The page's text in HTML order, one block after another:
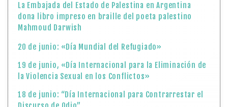
La Embajada del Estado de Palestina en Argentina
dona libro impreso en braille del poeta palestino
Mahmoud Darwish
20 de junio: «Día Mundial del Refugiado»
19 de junio, «Día Internacional para la Eliminación de
la Violencia Sexual en los Conflictos»
18 de junio: “Día Internacional para Contrarrestar el